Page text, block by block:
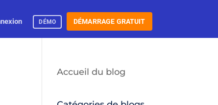
DÉMO DÉMARRAGE GRATUIT
Accueil du blog